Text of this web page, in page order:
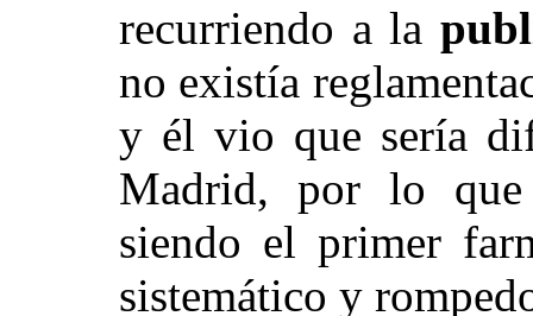
recurriendo a la
no existía
y él vio que sería
Madrid, por lo
siendo el primer
sistemático y